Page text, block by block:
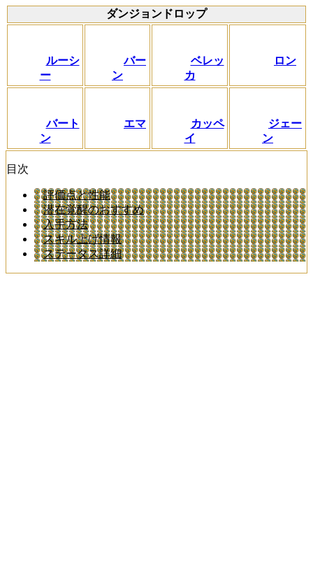
ダンジョンドロップ
ルーシ
ー
バー
ン
ベレッ
カ
ロン
バート
ン
エマ
カッペ
イ
ジェー
ン
目次
評価点と性能
潜在覚醒のおすすめ
入手方法
スキル上げ情報
ステータス詳細